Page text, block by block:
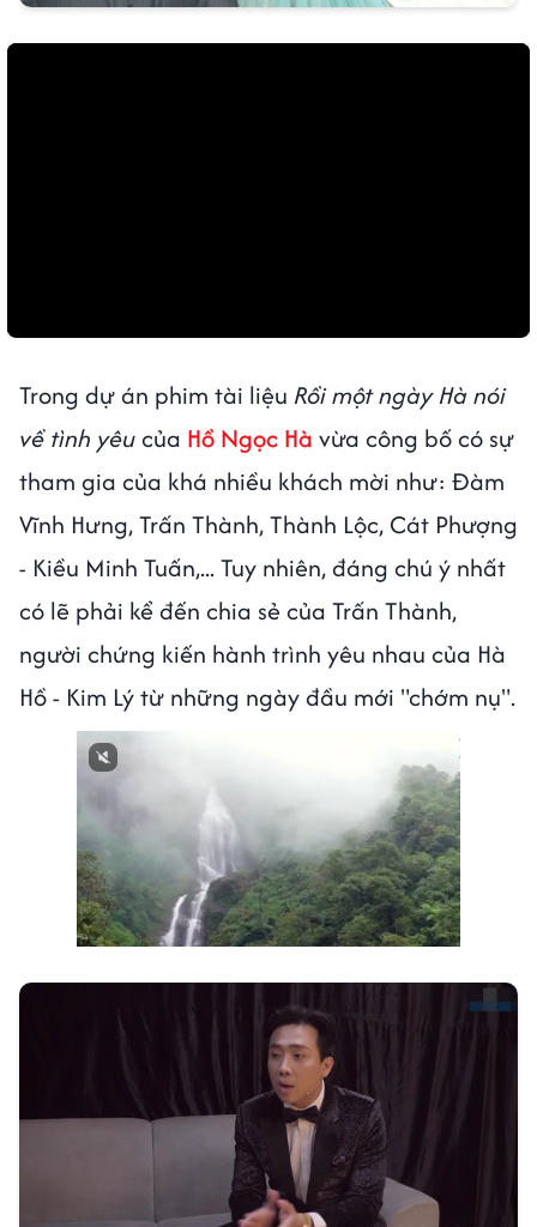
Trong dự án phim tài liệu Rồi một ngày Hà nói
về tình yêucủa Hồ Ngọc Hà vừa công bố có sự
tham gia của khá nhiều khách mời như: Đàm
Vĩnh Hưng, Trấn Thành, Thành Lộc, Cát Phượng
- Kiều Minh Tuấn,... Tuy nhiên, đáng chú ý nhất
có lẽ phải kể đến chia sẻ của Trấn Thành,
người chứng kiến hành trình yêu nhau của Hà
Hồ - Kim Lý từ những ngày đầu mới "chớm nụ".
Next video in 1 Cancel